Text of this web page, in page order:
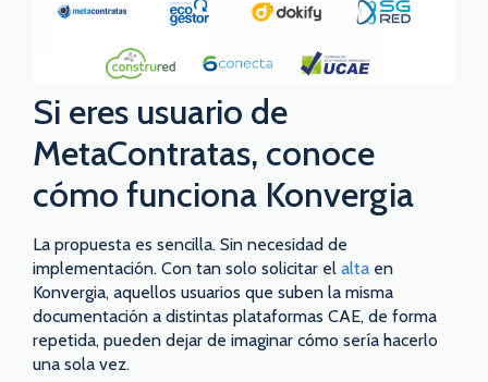
Si eres usuario de
MetaContratas, conoce
cómo funciona Konvergia
La propuesta es sencilla. Sin necesidad de
implementación. Con tan solo solicitar el alta en
Konvergia, aquellos usuarios que suben la misma
documentación a distintas plataformas CAE, de forma
repetida, pueden dejar de imaginar cómo sería hacerlo
una sola vez.